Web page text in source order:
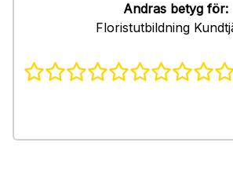
Andras betyg för:
Floristutbildning